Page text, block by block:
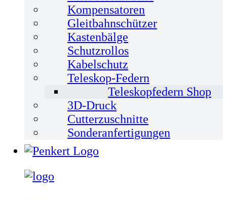
Kompensatoren
Gleitbahnschützer
Kastenbälge
Schutzrollos
Kabelschutz
Teleskop-Federn
Teleskopfedern Shop
3D-Druck
Cutterzuschnitte
Sonderanfertigungen